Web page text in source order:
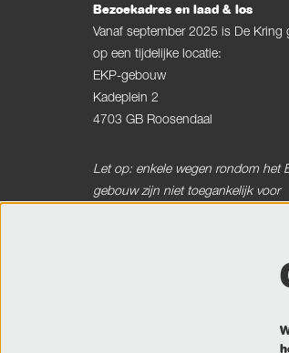
Bezoekadres en laad & los
Vanaf september 2025 is De Kring
op een tijdelijke locatie:
EKP-gebouw
Kadeplein 2
4703 GB Roosendaal
Let op: enkele wegen rondom het
gebouw zijn niet toegankelijk voor